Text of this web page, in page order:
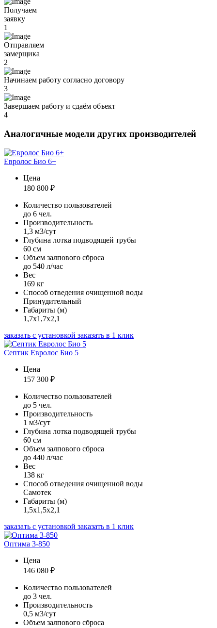
Получаем
заявку
1
Отправляем
замерщика
2
Начинаем работу согласно договору
3
Завершаем работу и сдаём объект
4
Аналогичные модели других производителей
Евролос Био 6+
Цена
180 800 ₽
Количество пользователей
до 6 чел.
Производительность
1,3 м3/сут
Глубина лотка подводящей трубы
60 см
Объем залпового сброса
до 540 л/час
Вес
169 кг
Способ отведения очищенной воды
Принудительный
Габариты (м)
1,7х1,7х2,1
заказать с установкой заказать в 1 клик
Септик Евролос Био 5
Цена
157 300 ₽
Количество пользователей
до 5 чел.
Производительность
1 м3/сут
Глубина лотка подводящей трубы
60 см
Объем залпового сброса
до 440 л/час
Вес
138 кг
Способ отведения очищенной воды
Самотек
Габариты (м)
1,5х1,5х2,1
заказать с установкой заказать в 1 клик
Оптима 3-850
Цена
146 080 ₽
Количество пользователей
до 3 чел.
Производительность
0,5 м3/сут
Объем залпового сброса